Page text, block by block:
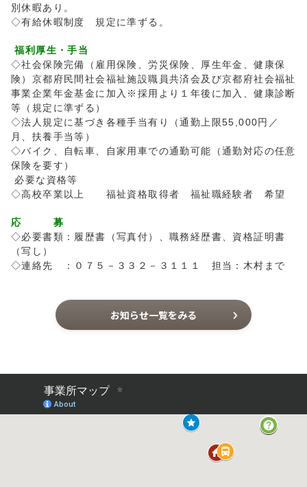
別休暇あり。
◇有給休暇制度 規定に準ずる。
福利厚生・手当
◇社会保険完備（雇用保険、労災保険、厚生年金、健康保
険）京都府民間社会福祉施設職員共済会及び京都府社会福祉
事業企業年金基金に加入※採用より１年後に加入、健康診断
等（規定に準ずる）
◇法人規定に基づき各種手当有り（通勤上限55,000円／
月、扶養手当等）
◇バイク、自転車、自家用車での通勤可能（通勤対応の任意
保険を要す）
必要な資格等
◇高校卒業以上 福祉資格取得者 福祉職経験者 希望
応 募
◇必要書類：履歴書（写真付）、職務経歴書、資格証明書
（写し）
◇連絡先 ：０７５－３３２－３１１１ 担当：木村まで
お知らせ一覧をみる